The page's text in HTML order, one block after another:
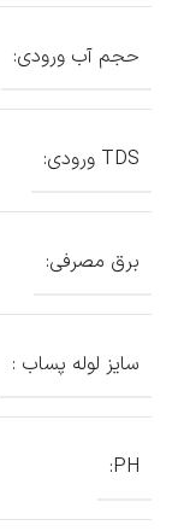
حجم آب ورودی:
TDS ورودی:
برق مصرفی:
سایز لوله پساب :
PH: